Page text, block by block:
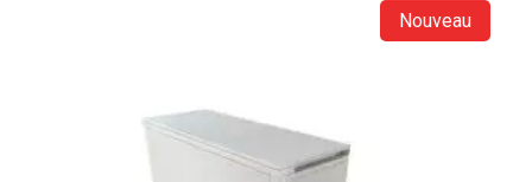
Nouveau